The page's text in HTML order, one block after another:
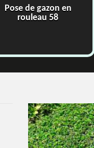
Pose de gazon en
rouleau 58